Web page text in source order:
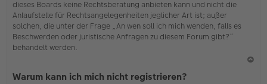
dieses Boards keine Rechtsberatung anbieten kann und nicht die
Anlaufstelle für Rechtsangelegenheiten jeglicher Art ist; außer
solchen, die unter der Frage „An wen soll ich mich wenden, falls es
Beschwerden oder juristische Anfragen zu diesem Forum gibt?“
behandelt werden.
Warum kann ich mich nicht registrieren?